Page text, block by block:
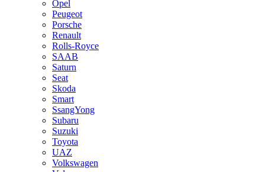
Opel
Peugeot
Porsche
Renault
Rolls-Royce
SAAB
Saturn
Seat
Skoda
Smart
SsangYong
Subaru
Suzuki
Toyota
UAZ
Volkswagen